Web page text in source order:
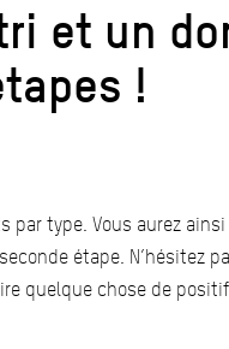
et un
!
par type. Vous aurez
étape. N’hésitez
quelque chose de